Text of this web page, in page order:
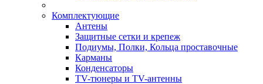
Комплектующие
Антены
Защитные сетки и крепеж
Подиумы, Полки, Кольца проставочные
Карманы
Конденсаторы
TV-тюнеры и TV-антенны